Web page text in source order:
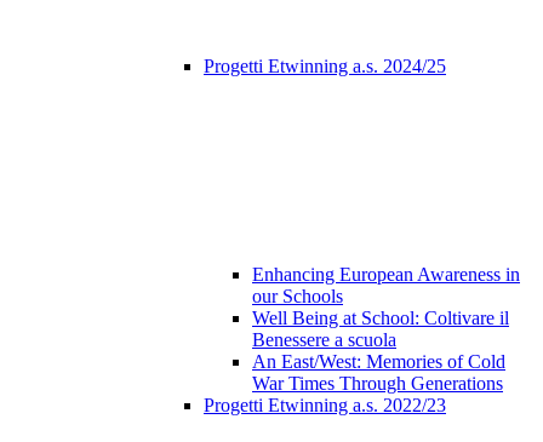
Progetti Etwinning a.s. 2024/25
Enhancing European Awareness in
our Schools
Well Being at School: Coltivare il
Benessere a scuola
An East/West: Memories of Cold
War Times Through Generations
Progetti Etwinning a.s. 2022/23